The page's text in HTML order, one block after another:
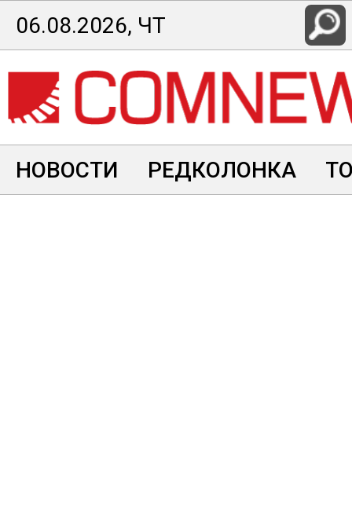
Перейти
к
основному
содержанию
06.08.2026, ЧТ
НОВОСТИ РЕДКОЛОНКА